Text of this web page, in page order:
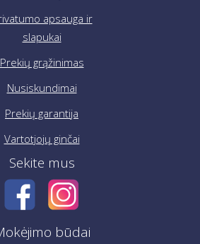
apsauga ir
slapukai
Prekių grąžinimas
Nusiskundimai
Prekių garantija
Vartotjojų ginčai
Sekite mus
būdai